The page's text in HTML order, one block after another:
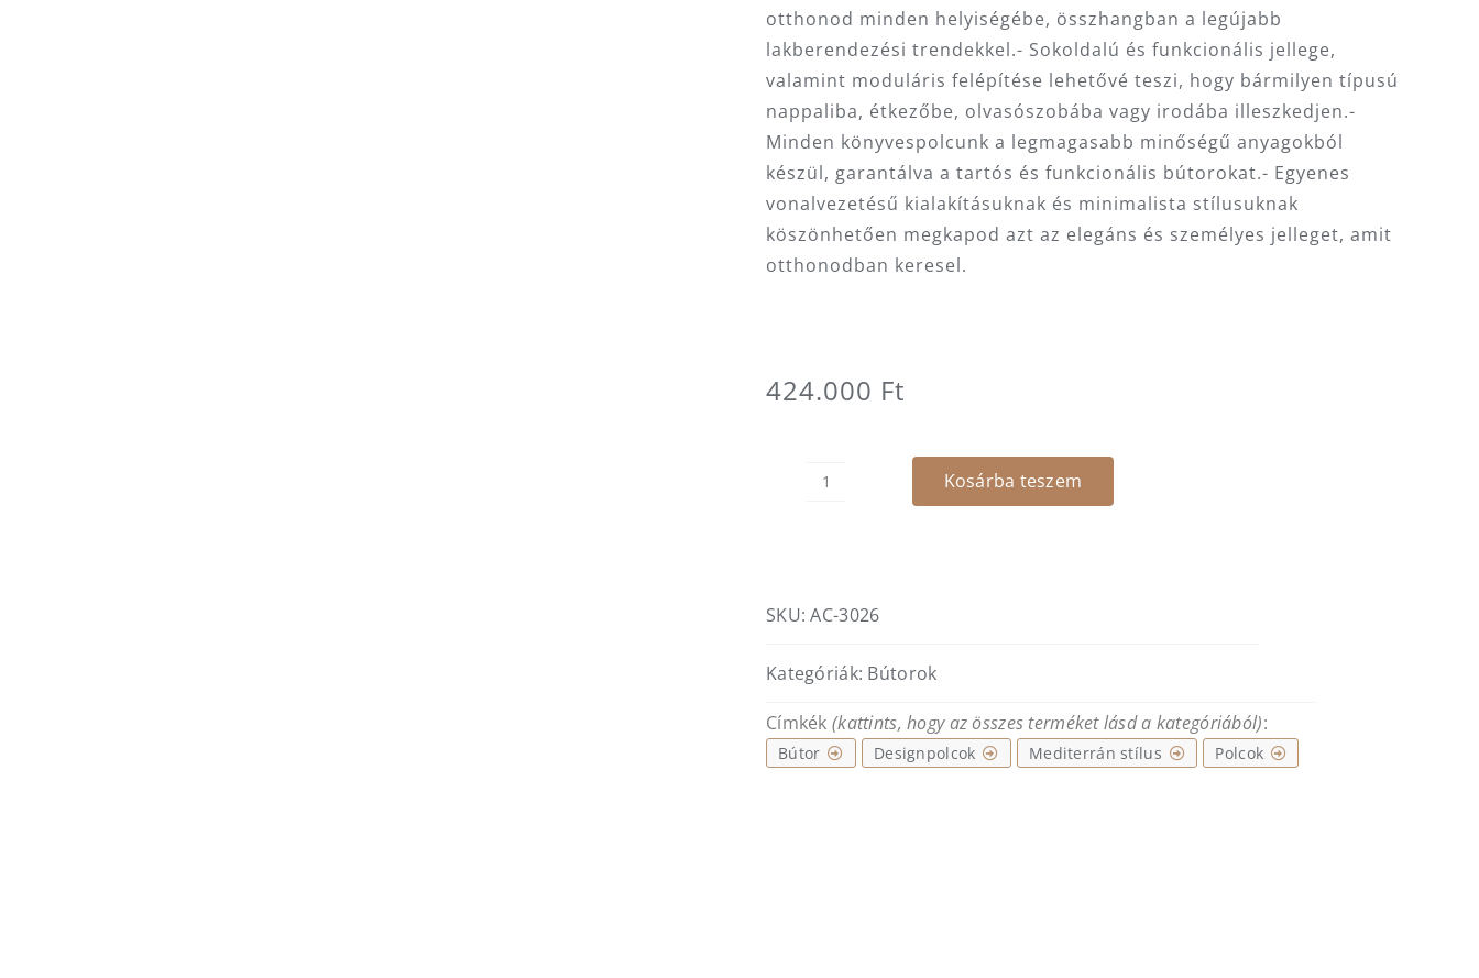
otthonod minden helyiségébe, összhangban a legújabb
lakberendezési trendekkel.- Sokoldalú és funkcionális jellege,
valamint moduláris felépítése lehetővé teszi, hogy bármilyen típusú
nappaliba, étkezőbe, olvasószobába vagy irodába illeszkedjen.-
Minden könyvespolcunk a legmagasabb minőségű anyagokból
készül, garantálva a tartós és funkcionális bútorokat.- Egyenes
vonalvezetésű kialakításuknak és minimalista stílusuknak
köszönhetően megkapod azt az elegáns és személyes jelleget, amit
otthonodban keresel.
424.000 Ft
Línea
Kosárba teszem
SKU:AC-3026
Kategóriák: Bútorok
Címkék (kattints, hogy az összes terméket lásd a kategóriából):
Bútor Designpolcok Mediterrán stílus Polcok